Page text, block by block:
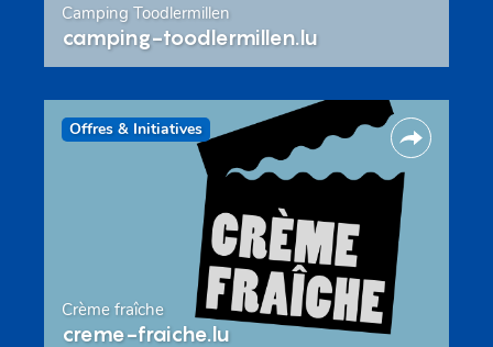
Camping Toodlermillen
camping-toodlermillen.lu
Offres & Initiatives
Crème fraîche
creme-fraiche.lu